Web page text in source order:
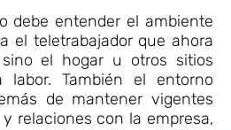
debe entender el ambiente
el teletrabajador que ahora
el hogar u otros sitios
También el entorno
de mantener vigentes
relaciones con la empresa,